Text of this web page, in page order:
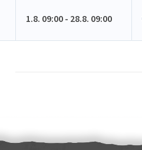
1.8. 09:00 - 28.8. 09:00